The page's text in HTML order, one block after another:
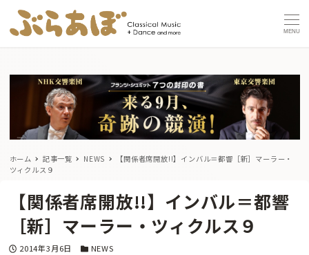
MENU
ホーム 記事一覧 NEWS
【関係者席開放!!】インバル＝都響［新］マーラー・
ツィクルス９
【関係者席開放!!】インバル＝都響
［新］マーラー・ツィクルス９
投稿日
2014年3月6日 カテゴリー
NEWS